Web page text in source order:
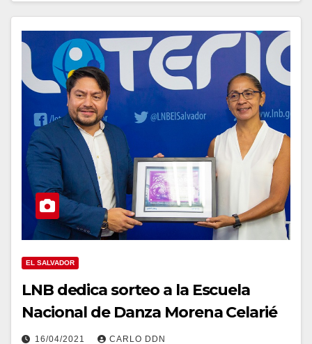
EL SALVADOR
LNB dedica sorteo a la Escuela
Nacional de Danza Morena Celarié
16/04/2021 CARLO DDN